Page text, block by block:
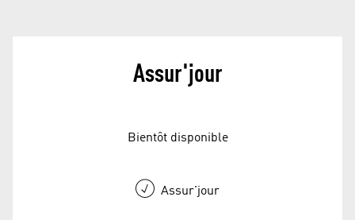
Assur'jour
Bientôt disponible
Assur'jour